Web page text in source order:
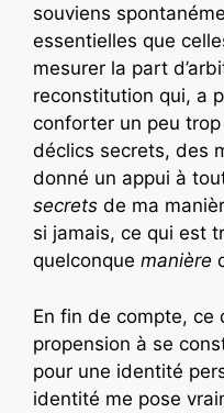
souviens
essentielles que
mesurer la part
reconstitution qui, a
conforter un peu
déclics secrets, des
donné un appui à
secrets de ma
si jamais, ce qui est
quelconque manière
En fin de compte, ce
propension à se
pour une identité
identité me pose